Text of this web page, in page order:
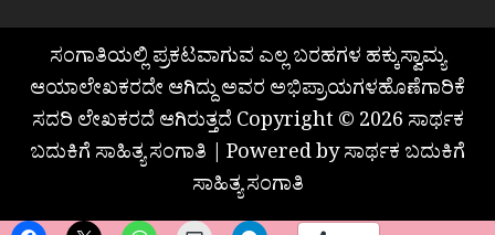
ಸಂಗಾತಿಯಲ್ಲಿ ಪ್ರಕಟವಾಗುವ ಎಲ್ಲ ಬರಹಗಳ ಹಕ್ಕುಸ್ವಾಮ್ಯ
ಆಯಾಲೇಖಕರದೇ ಆಗಿದ್ದು ಅವರ ಅಭಿಪ್ರಾಯಗಳಹೊಣೆಗಾರಿಕೆ
ಸದರಿ ಲೇಖಕರದೆ ಆಗಿರುತ್ತದೆ Copyright © 2026 ಸಾರ್ಥಕ
ಬದುಕಿಗೆ ಸಾಹಿತ್ಯ ಸಂಗಾತಿ | Powered by ಸಾರ್ಥಕ ಬದುಕಿಗೆ
ಸಾಹಿತ್ಯ ಸಂಗಾತಿ